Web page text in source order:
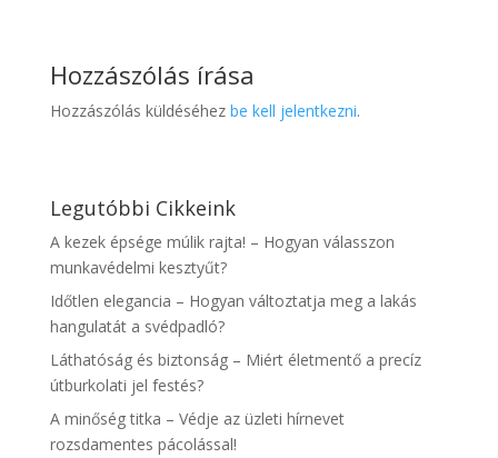
Hozzászólás írása
Hozzászólás küldéséhez be kell jelentkezni.
Legutóbbi Cikkeink
A kezek épsége múlik rajta! – Hogyan válasszon
munkavédelmi kesztyűt?
Időtlen elegancia – Hogyan változtatja meg a lakás
hangulatát a svédpadló?
Láthatóság és biztonság – Miért életmentő a precíz
útburkolati jel festés?
A minőség titka – Védje az üzleti hírnevet
rozsdamentes pácolással!